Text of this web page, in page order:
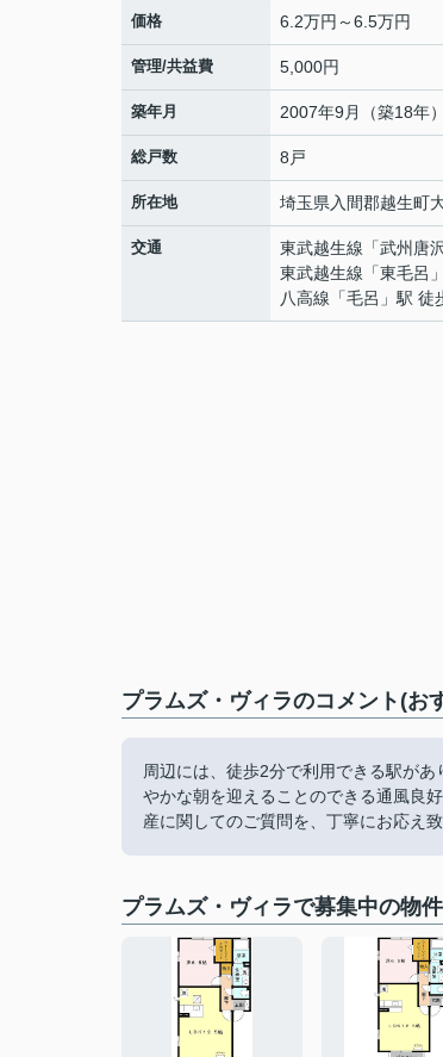
価格 6.2万円～6.5万円
管理/共益費 5,000円
築年月 2007年9月（築18年）
総戸数 8戸
所在地 埼玉県 入間郡越生町
交通 東武越生線 「武州唐沢
東武越生線 「東毛呂
八高線 「毛呂 」駅 徒
プラムズ・ヴィラのコメント(お
周辺には、徒歩2分で利用できる駅が
やかな朝を迎えることのできる通風良
産に関してのご質問を、丁寧にお応え
プラムズ・ヴィラで募集中の物件